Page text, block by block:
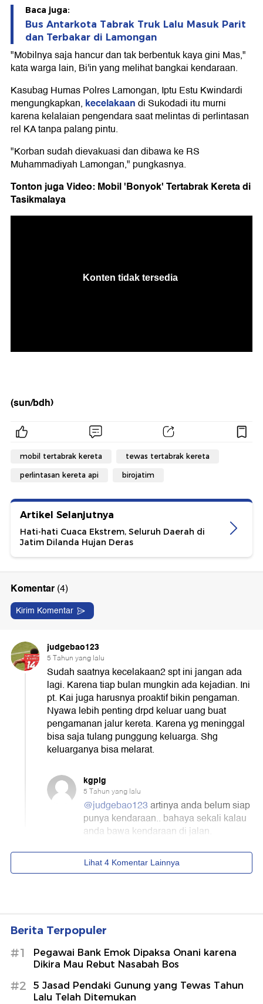
Baca juga:
Bus Antarkota Tabrak Truk Lalu Masuk Parit
dan Terbakar di Lamongan
"Mobilnya saja hancur dan tak berbentuk kaya gini Mas,"
kata warga lain, Bi'in yang melihat bangkai kendaraan.
Kasubag Humas Polres Lamongan, Iptu Estu Kwindardi
mengungkapkan, kecelakaandi Sukodadi itu murni
karena kelalaian pengendara saat melintas di perlintasan
rel KA tanpa palang pintu.
"Korban sudah dievakuasi dan dibawa ke RS
Muhammadiyah Lamongan," pungkasnya.
Tonton juga Video: Mobil 'Bonyok' Tertabrak Kereta di
Tasikmalaya
(sun/bdh)
mobil tertabrak kereta tewas tertabrak kereta
perlintasan kereta api birojatim
Artikel Selanjutnya
Hati-hati Cuaca Ekstrem, Seluruh Daerah di
Jatim Dilanda Hujan Deras
Berita Terpopuler
#1
Pegawai Bank Emok Dipaksa Onani karena
Dikira Mau Rebut Nasabah Bos
#2
5 Jasad Pendaki Gunung yang Tewas Tahun
Lalu Telah Ditemukan